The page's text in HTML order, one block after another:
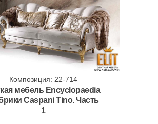
Композиция: 22-714
мебель Encyclopaedia
Caspani Tino. Часть
1